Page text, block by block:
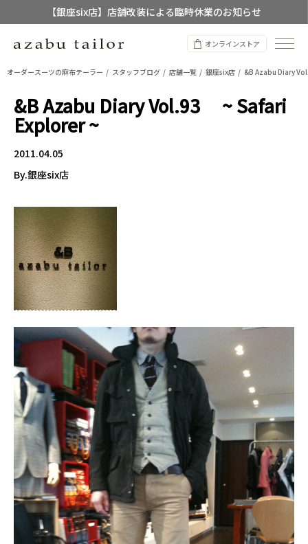
【銀座six店】店舗改装による臨時休業のお知らせ
【店舗限定】レディースオーダースーツ
オンラインストア
オーダースーツの麻布テーラー スタッフブログ 店舗一覧 銀座six店 &B Azabu Diary
&B Azabu Diary Vol.93 ~ Safari
Explorer ~
2011.04.05
By.銀座six店